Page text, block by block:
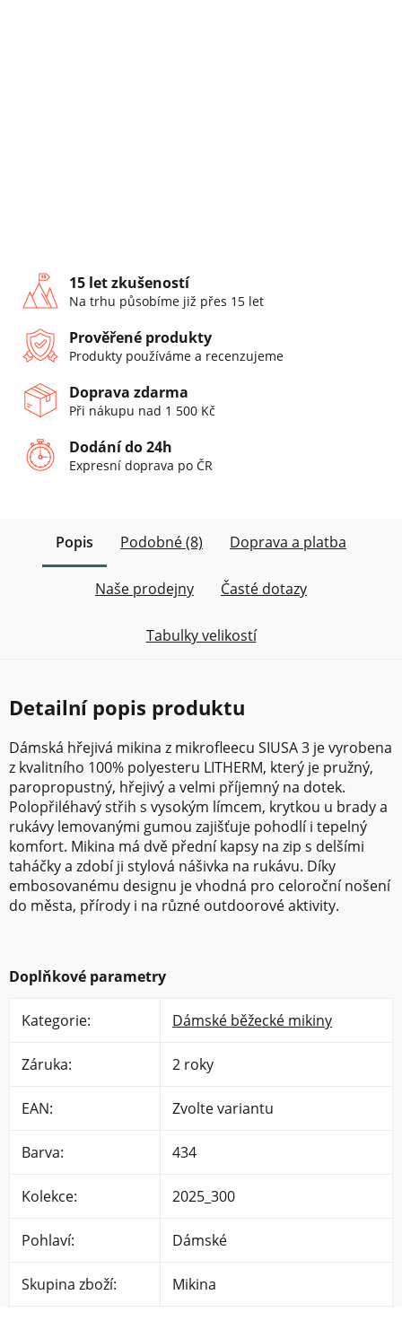
15 let zkušeností
Na trhu působíme již přes 15 let
Prověřené produkty
Produkty používáme a recenzujeme
Doprava zdarma
Při nákupu nad 1 500 Kč
Dodání do 24h
Expresní doprava po ČR
Popis Podobné (8) Doprava a platba
Naše prodejny Časté dotazy
Tabulky velikostí
Detailní popis produktu
Dámská hřejivá mikina z mikrofleecu SIUSA 3 je vyrobena
z kvalitního 100% polyesteru LITHERM, který je pružný,
paropropustný, hřejivý a velmi příjemný na dotek.
Polopřiléhavý střih s vysokým límcem, krytkou u brady a
rukávy lemovanými gumou zajišťuje pohodlí i tepelný
komfort. Mikina má dvě přední kapsy na zip s delšími
taháčky a zdobí ji stylová nášivka na rukávu. Díky
embosovanému designu je vhodná pro celoroční nošení
do města, přírody i na různé outdoorové aktivity.
Doplňkové parametry
Kategorie: Dámské běžecké mikiny
Záruka: 2 roky
EAN: Zvolte variantu
Barva: 434
Kolekce: 2025_300
Pohlaví: Dámské
Skupina zboží: Mikina